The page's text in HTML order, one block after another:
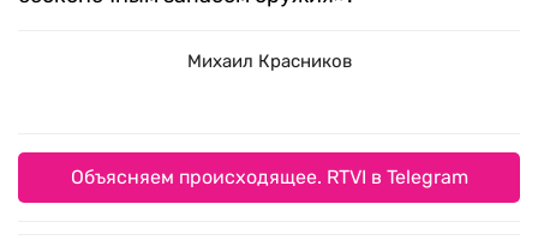
Михаил Красников
Объясняем происходящее. RTVI в Telegram